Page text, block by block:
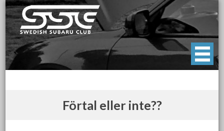
Skip
to
content
Swedish Subaru Club
För oss som älskar Subaru!
Förtal eller inte??